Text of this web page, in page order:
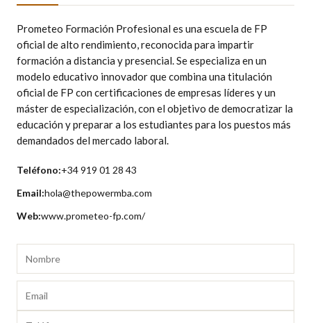
Prometeo Formación Profesional es una escuela de FP
oficial de alto rendimiento, reconocida para impartir
formación a distancia y presencial. Se especializa en un
modelo educativo innovador que combina una titulación
oficial de FP con certificaciones de empresas líderes y un
máster de especialización, con el objetivo de democratizar la
educación y preparar a los estudiantes para los puestos más
demandados del mercado laboral.
Teléfono:+34 919 01 28 43
Email:hola@thepowermba.com
Web:www.prometeo-fp.com/